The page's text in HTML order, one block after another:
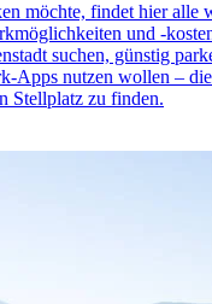
möchte, findet hier alle
und -
suchen, günstig
Apps nutzen wollen –
Stellplatz zu finden.